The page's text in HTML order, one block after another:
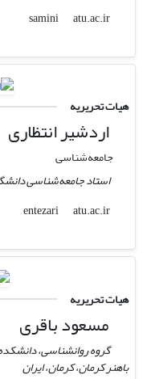
samini
atu.ac.ir
هیات تحریریه
اردشیر انتظاری‌
جامعه‌شناسی
استاد جامعه‌شناسی
entezari
atu.ac.ir
هیات تحریریه
مسعود باقری
گروه روانشناسی،
باهنر کرمان، کرمان، ایران